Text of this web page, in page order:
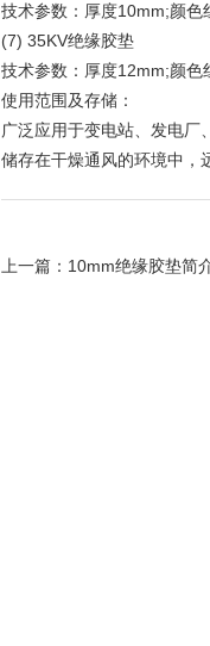
技术参数：厚度10mm;颜色
(7) 35KV绝缘胶垫
技术参数：厚度12mm;颜色
使用范围及存储：
广泛应用于变电站、发电厂
储存在干燥通风的环境中，
上一篇： 10mm绝缘胶垫简介